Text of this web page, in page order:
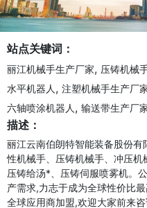
站点关键词：
丽江机械手生产厂家, 压铸机械
水平机器人 , 注塑机械手生产厂
六轴喷涂机器人 , 输送带生产厂
描述：
丽江云南伯朗特智能装备股份
性机械手、压铸机械手、冲压
压铸给汤*、压铸伺服喷雾机。
产需求,力志于成为全球性价比
全球应用商加盟,欢迎大家前来